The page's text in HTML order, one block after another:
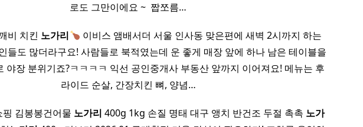
로도 그만이에요 ~ ​ 짭쪼름…
비 치킨 노가리
이비스 앰배서더 서울 인사동 맞은편에 새벽 2시까지 하는
들도 많더라구요! 사람들로 북적였는데 운 좋게 매장 앞에 하나 남은 테이블을
야장 분위기죠?ㅋㅋㅋㅋ 익선 공인중개사 부동산 앞까지 이어져요! 메뉴는 후
라이드 순살, 간장치킨 뼈, 양념…
김봉봉건어물 노가리 400g 1kg 손질 명태 대구 앵치 반건조 두절 촉촉 노가